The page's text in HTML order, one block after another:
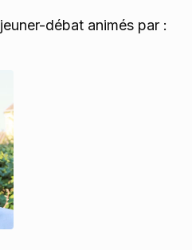
débat animés par :